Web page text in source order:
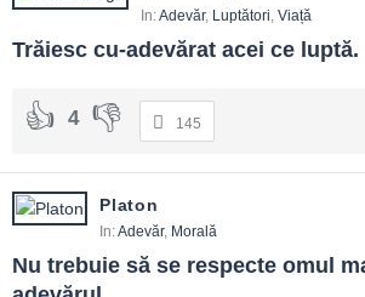
In:Adevăr, Luptători, Viață
Trăiesc cu-adevărat acei ce luptă.
4 145
Platon
In:Adevăr, Morală
Nu trebuie să se respecte omul